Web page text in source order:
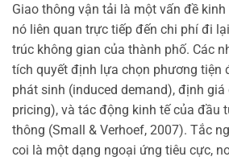
Giao thông vận tải là một vấn đề
nó liên quan trực tiếp đến chi phí đi
trúc không gian của thành phố. Các
tích quyết định lựa chọn phương tiện
phát sinh (induced demand), định
pricing), và tác động kinh tế của đầu
thông (Small & Verhoef, 2007). Tắc
coi là một dạng ngoại ứng tiêu cực,